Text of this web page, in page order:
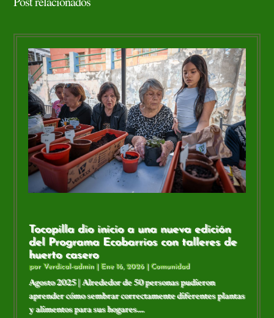
Tocopilla dio inicio a una nueva edición
del Programa Ecobarrios con talleres de
huerto casero
por Verdical-admin| Ene 16, 2026| Comunidad
Agosto 2025 | Alrededor de 50 personas pudieron
aprender cómo sembrar correctamente diferentes plantas
y alimentos para sus hogares....